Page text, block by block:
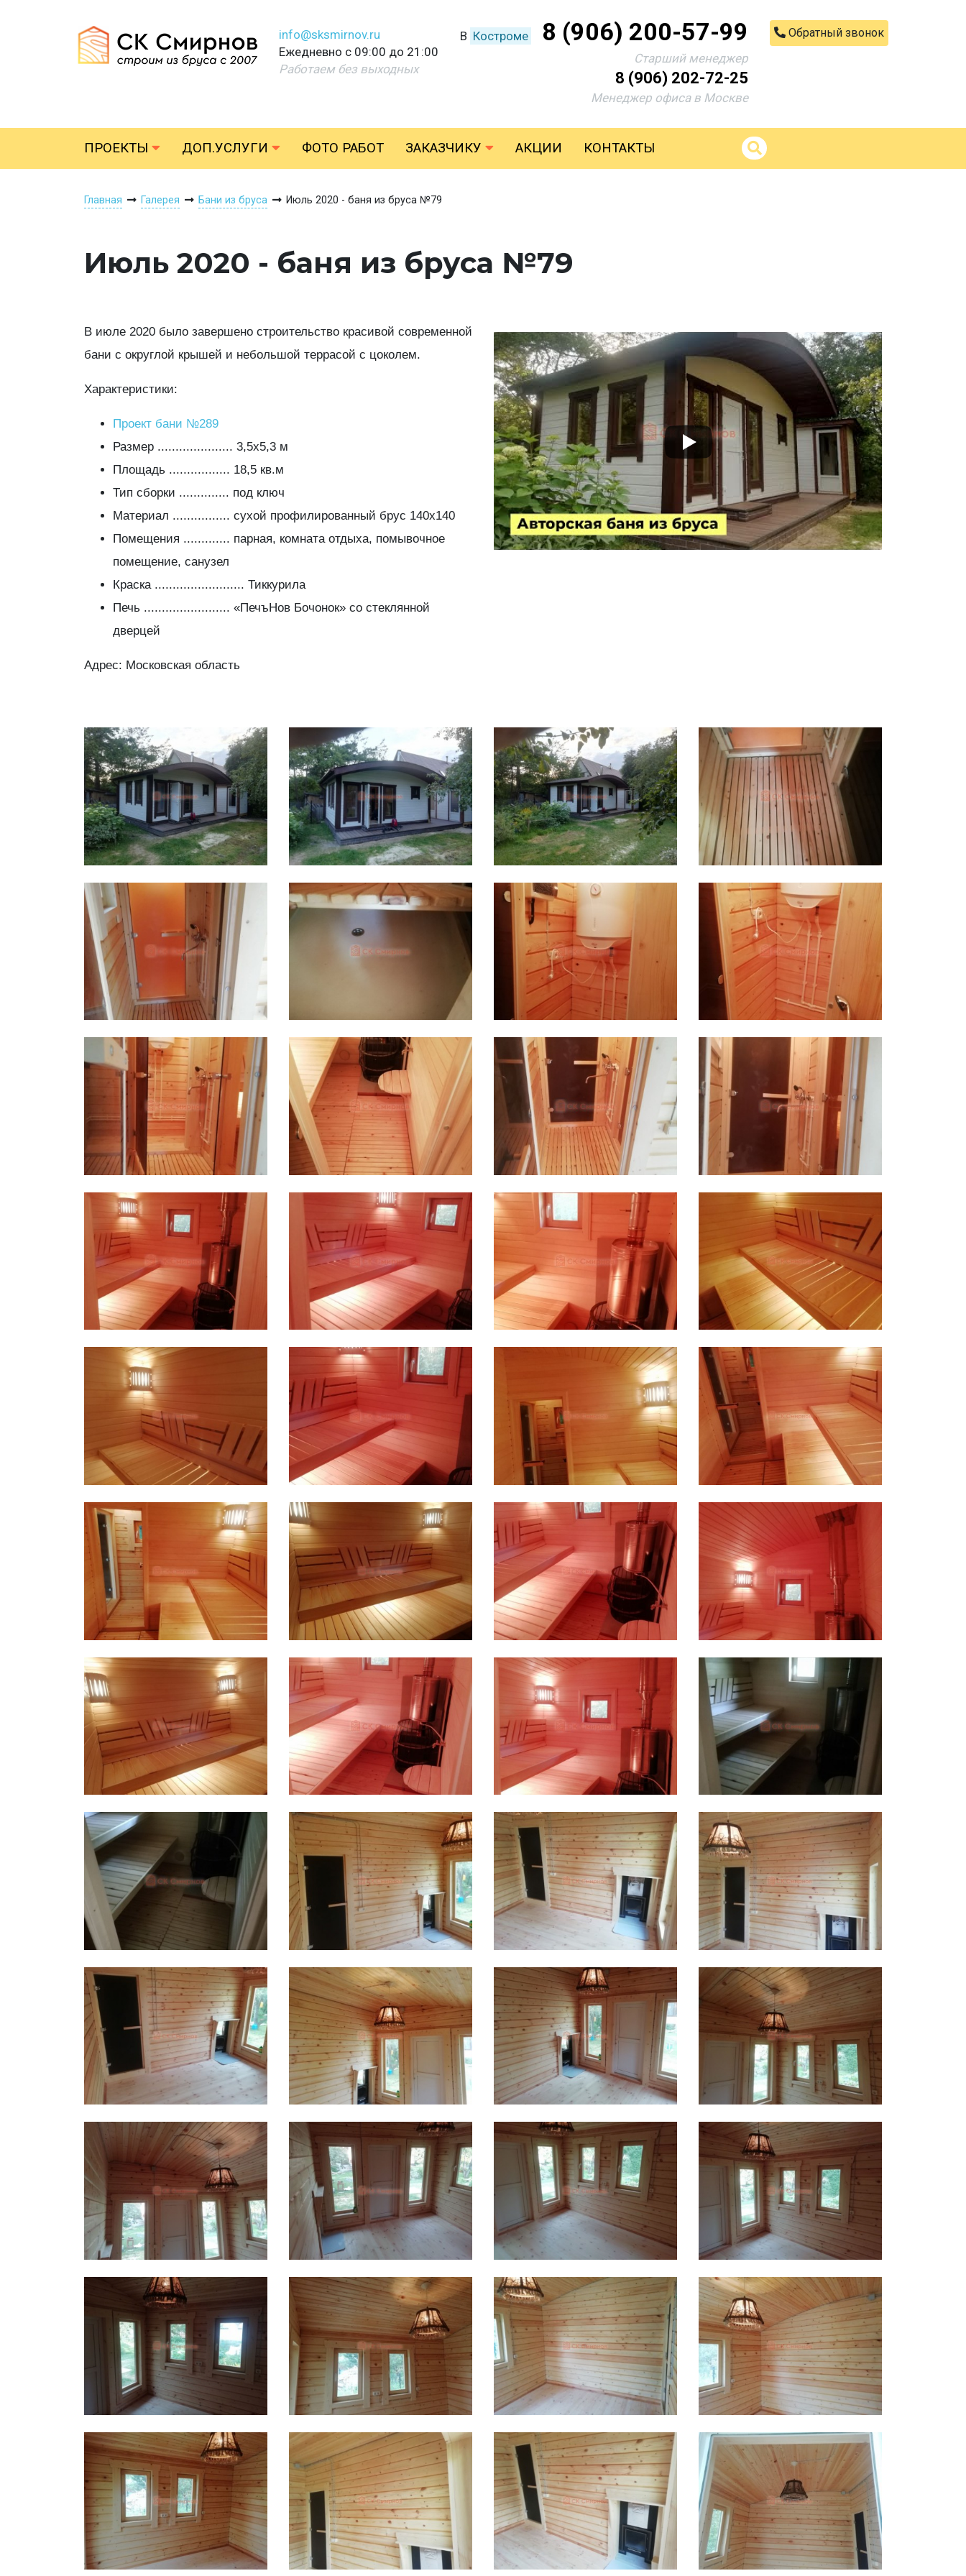
info@sksmirnov.ru
Ежедневно с 09:00 до 21:00
Работаем без выходных
В Костроме 8 (906) 200-57-99
Старший менеджер
8 (906) 202-72-25
Менеджер офиса в Москве
Обратный звонок
ПРОЕКТЫ ДОП.УСЛУГИ ФОТО РАБОТ ЗАКАЗЧИКУ АКЦИИ КОНТАКТЫ
Главная Галерея Бани из бруса Июль 2020 - баня из бруса №79
Июль 2020 - баня из бруса №79
В июле 2020 было завершено строительство красивой современной
бани с округлой крышей и небольшой террасой с цоколем.
Характеристики:
Проект бани №289
Размер ..................... 3,5х5,3 м
Площадь ................. 18,5 кв.м
Тип сборки .............. под ключ
Материал ................ сухой профилированный брус 140х140
Помещения ............. парная, комната отдыха, помывочное
помещение, санузел
Краска ......................... Тиккурила
Печь ........................ «ПечъНов Бочонок» со стеклянной
дверцей
Адрес: Московская область